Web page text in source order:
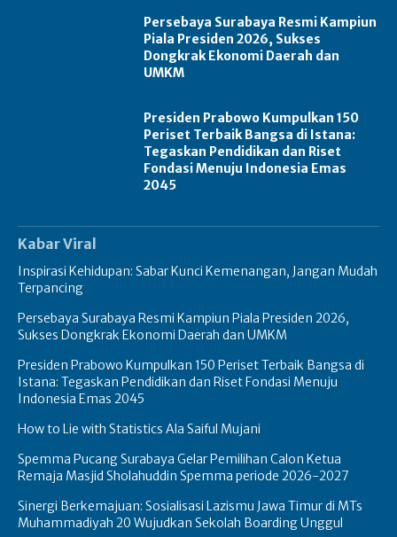
Persebaya Surabaya Resmi Kampiun
Piala Presiden 2026, Sukses
Dongkrak Ekonomi Daerah dan
UMKM
Presiden Prabowo Kumpulkan 150
Periset Terbaik Bangsa di Istana:
Tegaskan Pendidikan dan Riset
Fondasi Menuju Indonesia Emas
2045
Kabar Viral
Inspirasi Kehidupan: Sabar Kunci Kemenangan, Jangan Mudah
Terpancing
Persebaya Surabaya Resmi Kampiun Piala Presiden 2026,
Sukses Dongkrak Ekonomi Daerah dan UMKM
Presiden Prabowo Kumpulkan 150 Periset Terbaik Bangsa di
Istana: Tegaskan Pendidikan dan Riset Fondasi Menuju
Indonesia Emas 2045
How to Lie with Statistics Ala Saiful Mujani
Spemma Pucang Surabaya Gelar Pemilihan Calon Ketua
Remaja Masjid Sholahuddin Spemma periode 2026-2027
Sinergi Berkemajuan: Sosialisasi Lazismu Jawa Timur di MTs
Muhammadiyah 20 Wujudkan Sekolah Boarding Unggul